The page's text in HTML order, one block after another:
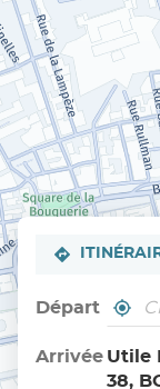
Départ
,
un
point
À
Arrivée Utile
38,